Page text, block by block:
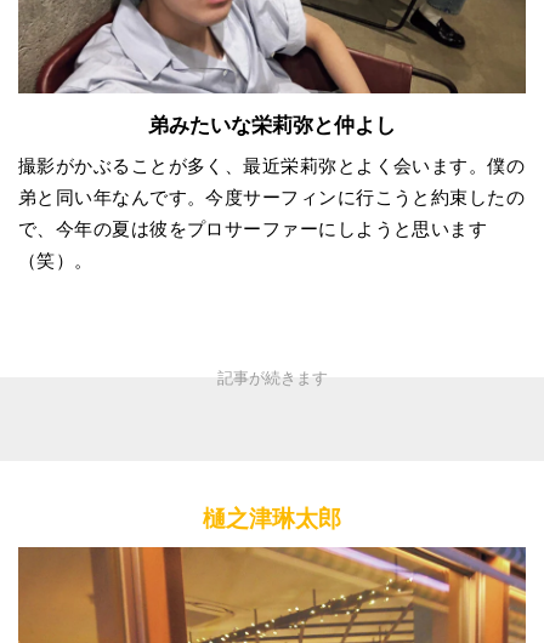
弟みたいな栄莉弥と仲よし
撮影がかぶることが多く、最近栄莉弥とよく会います。僕の
弟と同い年なんです。今度サーフィンに行こうと約束したの
で、今年の夏は彼をプロサーファーにしようと思います
（笑）。
樋之津琳太郎